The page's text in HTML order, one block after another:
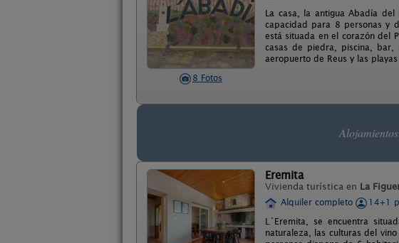
8 Fotos
La casa, la antigua Abadía
capacidad para 8 personas y
está situada en el corazón del
casas de piedra, piscina, bar,
aeropuerto de Reus y las
Eremita
Vivienda turística en La
Alquiler completo
14+1
L´Eremita, se encuentra
naturaleza, las culturas del